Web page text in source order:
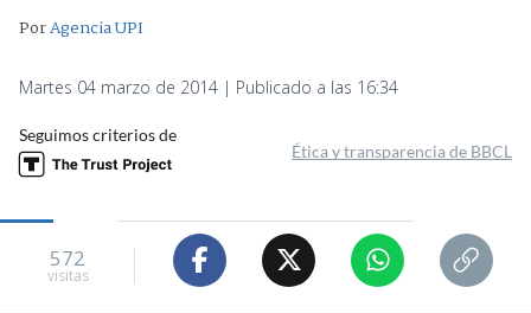
PorAgencia UPI
Martes 04 marzo de 2014 | Publicado a las 16:34
Seguimos criterios de
Ética y transparencia de BBCL
572
visitas